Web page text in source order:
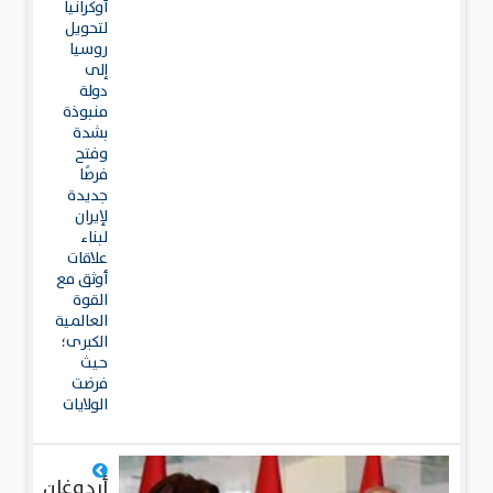
أوكرانيا
لتحويل
روسيا
إلى
دولة
منبوذة
بشدة
وفتح
فرصًا
جديدة
لإيران
لبناء
علاقات
أوثق مع
القوة
العالمية
الكبرى؛
حيث
فرضت
الولايات